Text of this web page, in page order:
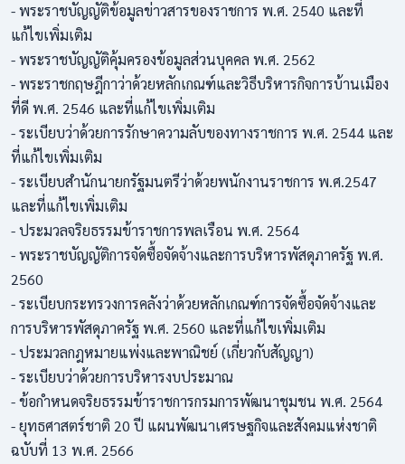
- พระราชบัญญัติข้อมูลข่าวสารของราชการ พ.ศ. 2540 และที่
แก้ไขเพิ่มเติม
- พระราชบัญญัติคุ้มครองข้อมูลส่วนบุคคล พ.ศ. 2562
- พระราชกฤษฎีกาว่าด้วยหลักเกณฑ์และวิธีบริหารกิจการบ้านเมือง
ที่ดี พ.ศ. 2546 และที่แก้ไขเพิ่มเติม
- ระเบียบว่าด้วยการรักษาความลับของทางราชการ พ.ศ. 2544 และ
ที่แก้ไขเพิ่มเติม
- ระเบียบสำนักนายกรัฐมนตรีว่าด้วยพนักงานราชการ พ.ศ.2547
และที่แก้ไขเพิ่มเติม
- ประมวลจริยธรรมข้าราชการพลเรือน พ.ศ. 2564
- พระราชบัญญัติการจัดซื้อจัดจ้างและการบริหารพัสดุภาครัฐ พ.ศ.
2560
- ระเบียบกระทรวงการคลังว่าด้วยหลักเกณฑ์การจัดซื้อจัดจ้างและ
การบริหารพัสดุภาครัฐ พ.ศ. 2560 และที่แก้ไขเพิ่มเติม
- ประมวลกฎหมายแพ่งและพาณิชย์ (เกี่ยวกับสัญญา)
- ระเบียบว่าด้วยการบริหารงบประมาณ
- ข้อกำหนดจริยธรรมข้าราชการกรมการพัฒนาชุมชน พ.ศ. 2564
- ยุทธศาสตร์ชาติ 20 ปี แผนพัฒนาเศรษฐกิจและสังคมแห่งชาติ
ฉบับที่ 13 พ.ศ. 2566